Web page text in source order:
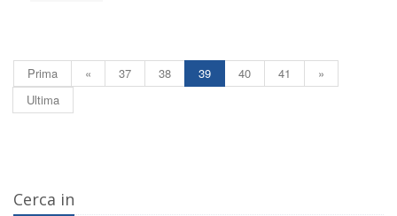
Prima « 37 38 39 40 41
»
Ultima
Cerca in